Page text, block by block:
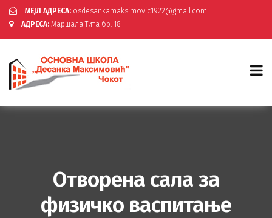
МЕЈЛ АДРЕСА: osdesankamaksimovic1922@gmail.com
АДРЕСА: Маршала Тита бр. 18
Отворена сала за
физичко васпитање